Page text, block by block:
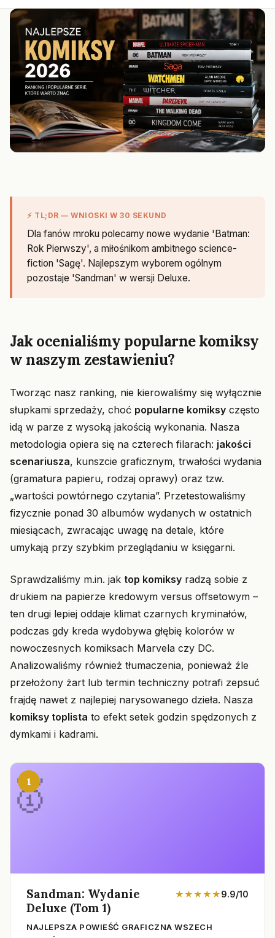
⚡ TL;DR — WNIOSKI W 30 SEKUND
Dla fanów mroku polecamy nowe wydanie 'Batman:
Rok Pierwszy', a miłośnikom ambitnego science-
fiction 'Sagę'. Najlepszym wyborem ogólnym
pozostaje 'Sandman' w wersji Deluxe.
Jak ocenialiśmy popularne komiksy
w naszym zestawieniu?
Tworząc nasz ranking, nie kierowaliśmy się wyłącznie
słupkami sprzedaży, choć popularne komiksy często
idą w parze z wysoką jakością wykonania. Nasza
metodologia opiera się na czterech filarach: jakości
scenariusza, kunszcie graficznym, trwałości wydania
(gramatura papieru, rodzaj oprawy) oraz tzw.
„wartości powtórnego czytania”. Przetestowaliśmy
fizycznie ponad 30 albumów wydanych w ostatnich
miesiącach, zwracając uwagę na detale, które
umykają przy szybkim przeglądaniu w księgarni.
Sprawdzaliśmy m.in. jak top komiksy radzą sobie z
drukiem na papierze kredowym versus offsetowym –
ten drugi lepiej oddaje klimat czarnych kryminałów,
podczas gdy kreda wydobywa głębię kolorów w
nowoczesnych komiksach Marvela czy DC.
Analizowaliśmy również tłumaczenia, ponieważ źle
przełożony żart lub termin techniczny potrafi zepsuć
frajdę nawet z najlepiej narysowanego dzieła. Nasza
komiksy toplista to efekt setek godzin spędzonych z
dymkami i kadrami.
1
Sandman: Wydanie
Deluxe (Tom 1)
★★★★★9.9/10
NAJLEPSZA POWIEŚĆ GRAFICZNA WSZECH